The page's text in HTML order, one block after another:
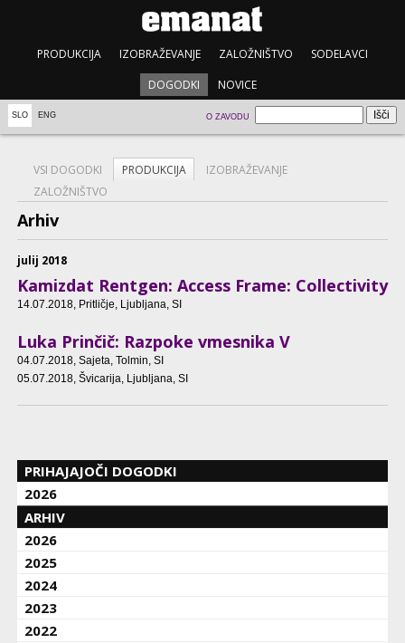
PRODUKCIJA IZOBRAŽEVANJE ZALOŽNIŠTVO SODELAVCI
DOGODKI NOVICE
SLO ENG O ZAVODU
VSI DOGODKI PRODUKCIJA
IZOBRAŽEVANJE
ZALOŽNIŠTVO
Arhiv
julij 2018
Kamizdat Rentgen: Access Frame: Collectivity
14.07.2018, Pritličje, Ljubljana, SI
Luka Prinčič: Razpoke vmesnika V
04.07.2018, Sajeta, Tolmin, SI
05.07.2018, Švicarija, Ljubljana, SI
PRIHAJAJOČI DOGODKI
2026
ARHIV
2026
2025
2024
2023
2022